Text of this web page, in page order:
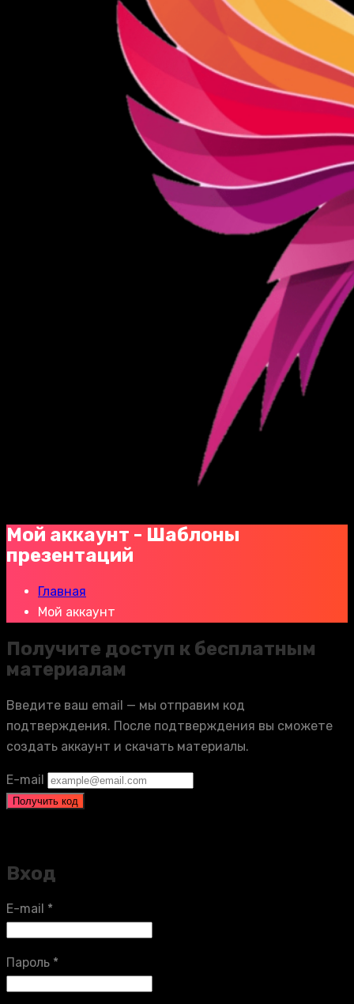
Мой аккаунт - Шаблоны
презентаций
Главная
Мой аккаунт
Получите доступ к бесплатным
материалам
Введите ваш email — мы отправим код
подтверждения. После подтверждения вы сможете
создать аккаунт и скачать материалы.
E-mail
Получить код
Вход
E-mail *
Пароль *